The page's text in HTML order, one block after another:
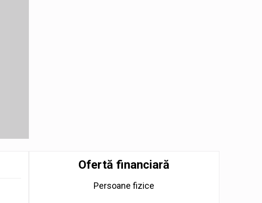
Ofertă financiară
Persoane fizice